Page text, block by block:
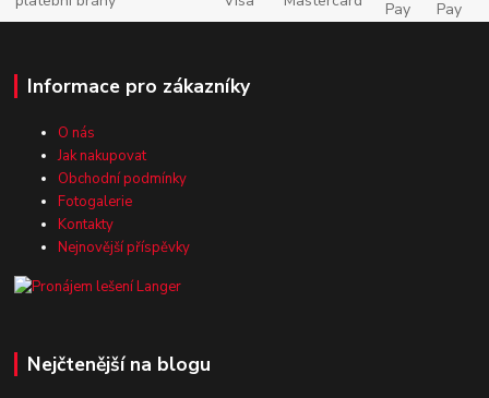
Informace pro zákazníky
O nás
Jak nakupovat
Obchodní podmínky
Fotogalerie
Kontakty
Nejnovější příspěvky
Nejčtenější na blogu